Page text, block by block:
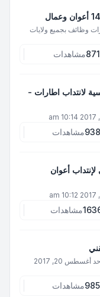
وظائف بجميع ولايات
مشاهدات
لانتداب اطارات -
مشاهدات
أعوان
مشاهدات
الأحد أغسطس 20, 2017
مشاهدات